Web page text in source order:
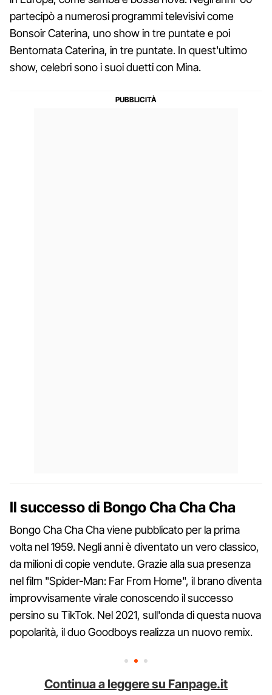
partecipò a numerosi programmi televisivi come
Bonsoir Caterina, uno show in tre puntate e poi
Bentornata Caterina, in tre puntate. In quest'ultimo
show, celebri sono i suoi duetti con Mina.
Il successo di Bongo Cha Cha Cha
Bongo Cha Cha Cha viene pubblicato per la prima
volta nel 1959. Negli anni è diventato un vero classico,
da milioni di copie vendute. Grazie alla sua presenza
nel film "Spider-Man: Far From Home", il brano diventa
improvvisamente virale conoscendo il successo
persino su TikTok. Nel 2021, sull'onda di questa nuova
popolarità, il duo Goodboys realizza un nuovo remix.
Continua a leggere su Fanpage.it